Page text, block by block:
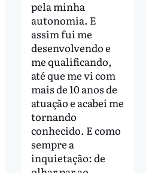
pela minha
autonomia. E
assim fui me
desenvolvendo e
me qualificando,
até que me vi com
mais de 10 anos de
atuação e acabei me
tornando
conhecido. E como
sempre a
inquietação: de